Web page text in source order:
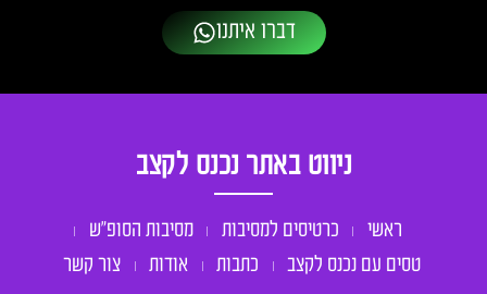
דברו איתנו
ניווט באתר נכנס לקצב
ראשי כרטיסים למסיבות
מסיבות הסופ״ש
טסים עם נכנס לקצב
כתבות אודות צור קשר